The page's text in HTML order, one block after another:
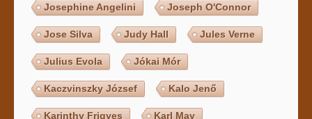
Josephine Angelini Joseph O'Connor
Jose Silva Judy Hall Jules Verne
Julius Evola Jókai Mór
Kaczvinszky József Kalo Jenő
Karinthy Frigyes Karl May